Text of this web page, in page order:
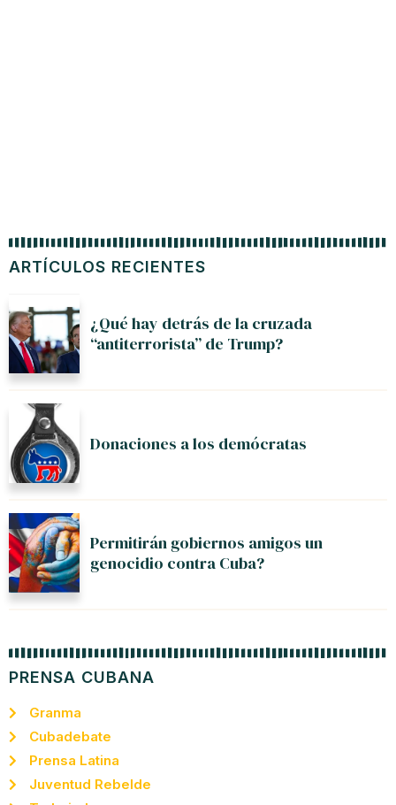
ARTÍCULOS RECIENTES
¿Qué hay detrás de la cruzada
“antiterrorista” de Trump?
Donaciones a los demócratas
Permitirán gobiernos amigos un
genocidio contra Cuba?
PRENSA CUBANA
Granma
Cubadebate
Prensa Latina
Juventud Rebelde